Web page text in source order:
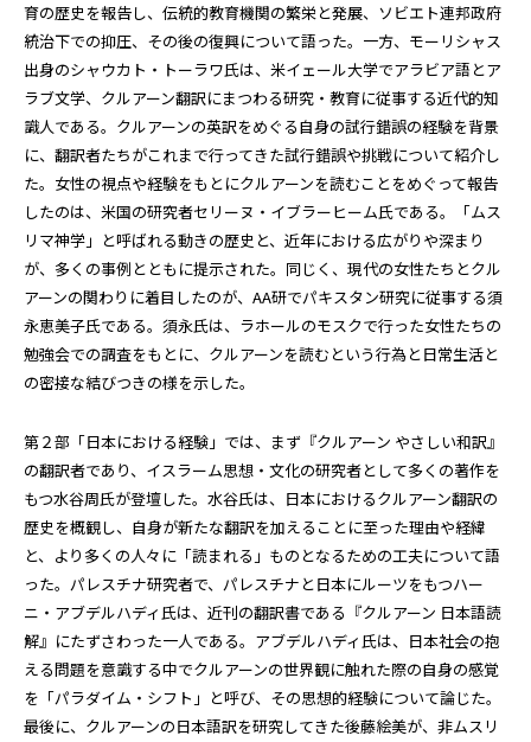
育の歴史を報告し、伝統的教育機関の繁栄と発展、ソビエト連邦政府
統治下での抑圧、その後の復興について語った。一方、モーリシャス
出身のシャウカト・トーラワ氏は、米イェール大学でアラビア語とア
ラブ文学、クルアーン翻訳にまつわる研究・教育に従事する近代的知
識人である。クルアーンの英訳をめぐる自身の試行錯誤の経験を背景
に、翻訳者たちがこれまで行ってきた試行錯誤や挑戦について紹介し
た。女性の視点や経験をもとにクルアーンを読むことをめぐって報告
したのは、米国の研究者セリーヌ・イブラーヒーム氏である。「ムス
リマ神学」と呼ばれる動きの歴史と、近年における広がりや深まり
が、多くの事例とともに提示された。同じく、現代の女性たちとクル
アーンの関わりに着目したのが、AA研でパキスタン研究に従事する須
永恵美子氏である。須永氏は、ラホールのモスクで行った女性たちの
勉強会での調査をもとに、クルアーンを読むという行為と日常生活と
の密接な結びつきの様を示した。
第２部「日本における経験」では、まず『クルアーン やさしい和訳』
の翻訳者であり、イスラーム思想・文化の研究者として多くの著作を
もつ水谷周氏が登壇した。水谷氏は、日本におけるクルアーン翻訳の
歴史を概観し、自身が新たな翻訳を加えることに至った理由や経緯
と、より多くの人々に「読まれる」ものとなるための工夫について語
った。パレスチナ研究者で、パレスチナと日本にルーツをもつハー
ニ・アブデルハディ氏は、近刊の翻訳書である『クルアーン 日本語読
解』にたずさわった一人である。アブデルハディ氏は、日本社会の抱
える問題を意識する中でクルアーンの世界観に触れた際の自身の感覚
を「パラダイム・シフト」と呼び、その思想的経験について論じた。
最後に、クルアーンの日本語訳を研究してきた後藤絵美が、非ムスリ